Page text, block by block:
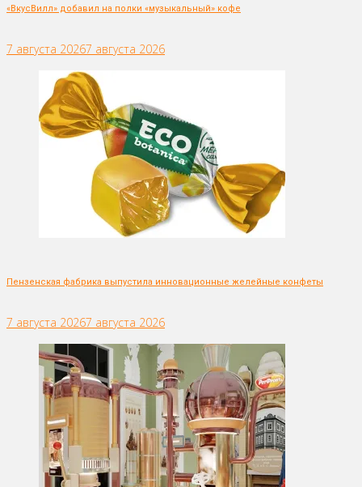
«ВкусВилл» добавил на полки «музыкальный» кофе
7 августа 20267 августа 2026
Пензенская фабрика выпустила инновационные желейные конфеты
7 августа 20267 августа 2026